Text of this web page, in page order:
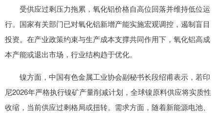
受供应过剩压力拖累，氧化铝价格自高位回落并维持低位运
行。国家有关部门已对氧化铝新增产能实施宏观调控，遏制盲目
投资。在产业政策约束与生产成本支撑共同作用下，氧化铝高成
本产能或退出市场，行业结构趋于优化。
镍方面，中国有色金属工业协会副秘书长段绍甫表示，若印
尼2026年严格执行镍矿产量削减计划，全球镍原料供应将实质性
收缩，当前供应过剩格局或扭转。需求方面，随着新能源电池、